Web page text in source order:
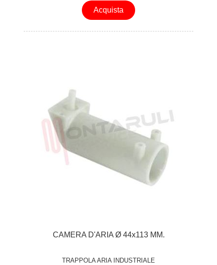
Acquista
CAMERA D'ARIA Ø 44x113 MM.
TRAPPOLA ARIA INDUSTRIALE